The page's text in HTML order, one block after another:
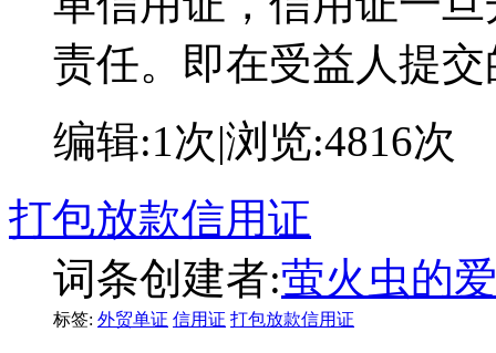
责任。即在受益人提
编辑:1次|浏览:4816次
打包放款信用证
词条创建者:萤火虫的
标签: 外贸单证 信用证 打包放款信用证